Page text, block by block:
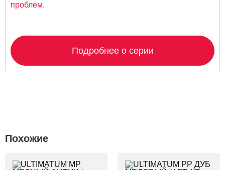
проблем.
Подробнее о серии
Похожие